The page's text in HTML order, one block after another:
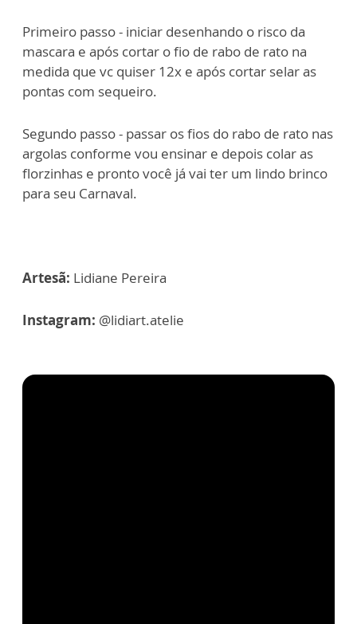
Primeiro passo - iniciar desenhando o risco da
mascara e após cortar o fio de rabo de rato na
medida que vc quiser 12x e após cortar selar as
pontas com sequeiro.
Segundo passo - passar os fios do rabo de rato nas
argolas conforme vou ensinar e depois colar as
florzinhas e pronto você já vai ter um lindo brinco
para seu Carnaval.
Artesã: Lidiane Pereira
Instagram: @lidiart.atelie